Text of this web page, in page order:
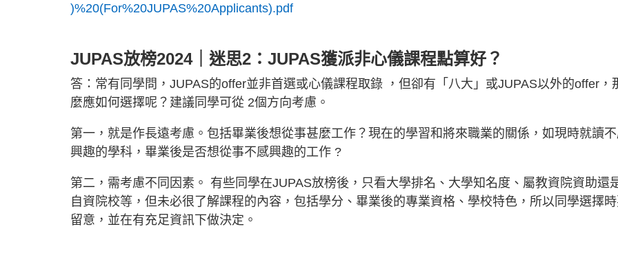
)%20(For%20JUPAS%20Applicants).pdf
JUPAS放榜2024｜迷思2：JUPAS獲派非心儀課程點算好？
答：常有同學問，JUPAS的offer並非首選或心儀課程取錄 ，但卻有「八大」或JUPAS以外的offer，
麼應如何選擇呢？建議同學可從 2個方向考慮。
第一，就是作長遠考慮。包括畢業後想從事甚麼工作？現在的學習和將來職業的關係，如現時就讀
興趣的學科，畢業後是否想從事不感興趣的工作 ?
第二，需考慮不同因素。 有些同學在JUPAS放榜後，只看大學排名、大學知名度、屬教資院資助還
自資院校等，但未必很了解課程的內容，包括學分、畢業後的專業資格、學校特色，所以同學選擇
留意，並在有充足資訊下做決定。